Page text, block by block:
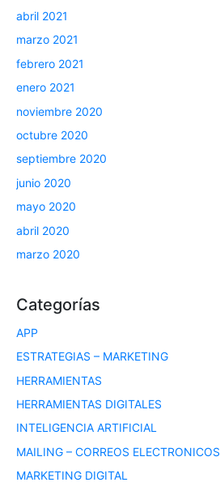
abril 2021
marzo 2021
febrero 2021
enero 2021
noviembre 2020
octubre 2020
septiembre 2020
junio 2020
mayo 2020
abril 2020
marzo 2020
Categorías
APP
ESTRATEGIAS – MARKETING
HERRAMIENTAS
HERRAMIENTAS DIGITALES
INTELIGENCIA ARTIFICIAL
MAILING – CORREOS ELECTRONICOS
MARKETING DIGITAL